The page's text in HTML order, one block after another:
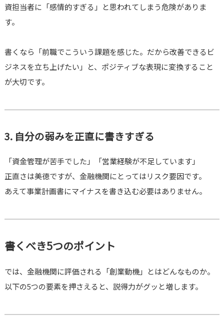
資担当者に「感情的すぎる」と思われてしまう危険がありま
す。
書くなら「前職でこういう課題を感じた。だから改善できるビ
ジネスを立ち上げたい」と、ポジティブな表現に変換すること
が大切です。
3. 自分の弱みを正直に書きすぎる
「資金管理が苦手でした」「営業経験が不足しています」
正直さは美徳ですが、金融機関にとってはリスク要因です。
あえて事業計画書にマイナスを書き込む必要はありません。
書くべき5つのポイント
では、金融機関に評価される「創業動機」とはどんなものか。
以下の5つの要素を押さえると、説得力がグッと増します。